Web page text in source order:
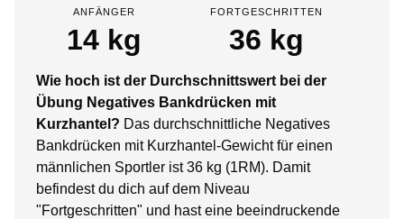
ANFÄNGER
14 kg
FORTGESCHRITTEN
36 kg
Wie hoch ist der Durchschnittswert bei der
Übung Negatives Bankdrücken mit
Kurzhantel? Das durchschnittliche Negatives
Bankdrücken mit Kurzhantel-Gewicht für einen
männlichen Sportler ist 36 kg (1RM). Damit
befindest du dich auf dem Niveau
"Fortgeschritten" und hast eine beeindruckende